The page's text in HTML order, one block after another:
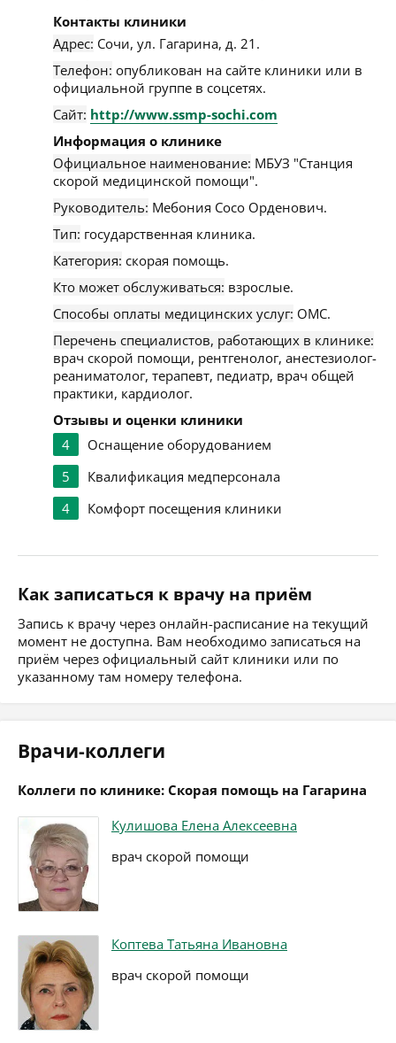
Контакты клиники
Адрес: Сочи, ул. Гагарина, д. 21 .
Телефон: опубликован на сайте клиники или в
официальной группе в соцсетях.
Сайт: http://www.ssmp-sochi.com
Информация о клинике
Официальное наименование: МБУЗ "Станция
скорой медицинской помощи".
Руководитель: Мебония Сосо Орденович.
Тип: государственная клиника.
Категория: скорая помощь.
Кто может обслуживаться: взрослые.
Способы оплаты медицинских услуг: ОМС.
Перечень специалистов, работающих в клинике:
врач скорой помощи, рентгенолог, анестезиолог-
реаниматолог, терапевт, педиатр, врач общей
практики, кардиолог.
Отзывы и оценки клиники
4
Оснащение оборудованием
5
Квалификация медперсонала
4
Комфорт посещения клиники
Как записаться к врачу на приём
Запись к врачу через онлайн-расписание на текущий
момент не доступна. Вам необходимо записаться на
приём через официальный сайт клиники или по
указанному там номеру телефона.
Врачи-коллеги
Коллеги по клинике: Скорая помощь на Гагарина
Кулишова Елена Алексеевна
врач скорой помощи
Коптева Татьяна Ивановна
врач скорой помощи